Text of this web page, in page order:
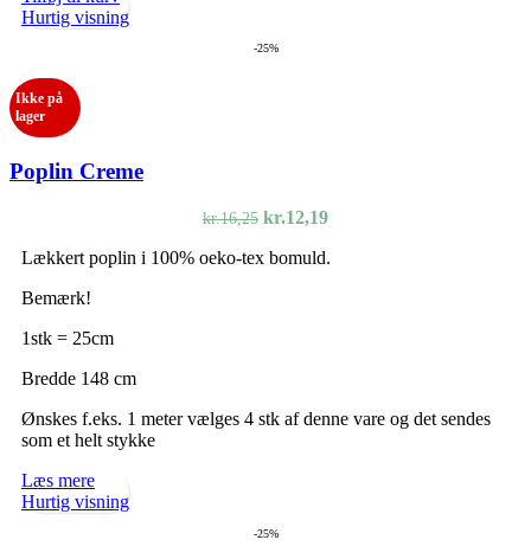
Hurtig visning
-25%
Ikke på
lager
Poplin Creme
kr.16,25 Den
pris
kr.12,19Den
pris
Lækkert poplin i 100% oeko-tex bomuld.
Bemærk!
1stk = 25cm
Bredde 148 cm
Ønskes f.eks. 1 meter vælges 4 stk af denne vare og det sendes
som et helt stykke
Læs mere
Hurtig visning
-25%